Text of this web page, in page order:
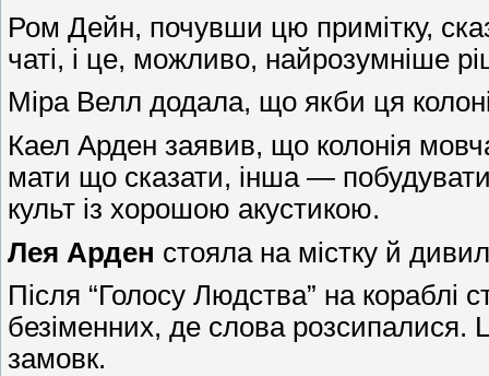
Ром Дейн, почувши цю примітку,
чаті, і це, можливо, найрозумніше
Міра Велл додала, що якби ця
Каел Арден заявив, що колонія
мати що сказати, інша —
культ із хорошою акустикою.
Лея Арден стояла на містку й
Після “Голосу Людства” на кораблі
безіменних, де слова розсипалися.
замовк.